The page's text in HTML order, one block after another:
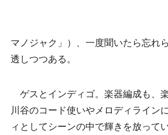
マノジャク」）、一度聞いたら忘れ
透しつつある。
ゲスとインディゴ。楽器編成も、
川谷のコード使いやメロディライン
ィとしてシーンの中で輝きを放って